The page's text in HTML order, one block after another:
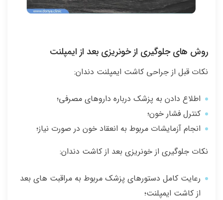
روش های جلوگیری از خونریزی بعد از ایمپلنت
نکات قبل از جراحی کاشت ایمپلنت دندان:
اطلاع دادن به پزشک درباره داروهای مصرفی؛
کنترل فشار خون؛
انجام آزمایشات مربوط به انعقاد خون در صورت نیاز؛
نکات جلوگیری از خونریزی بعد از کاشت دندان:
رعایت کامل دستورهای پزشک مربوط به مراقبت های بعد
از کاشت ایمپلنت؛